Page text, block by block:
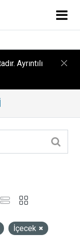
Ayrıntılı
İçecek